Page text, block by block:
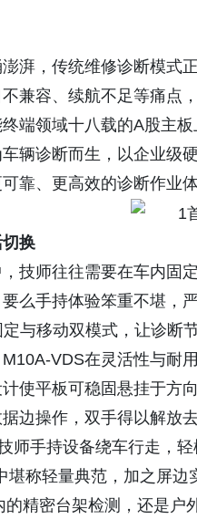
湃，传统维修诊断模式
兼容、续航不足等痛点
端领域十八载的A股主
辆诊断而生，以企业级
靠、更高效的诊断作业
换
技师往往需要在车内固
么手持体验笨重不堪，
与移动双模式，让诊断
VDS在灵活性与耐
使平板可稳固悬挂于方
边操作，双手得以解放
师手持设备绕车行走，
堪称轻量典范，加之屏
精密台架检测，还是